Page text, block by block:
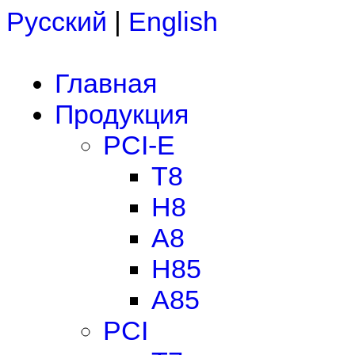
Русский | English
Главная
Продукция
PCI-E
T8
H8
A8
H85
A85
PCI